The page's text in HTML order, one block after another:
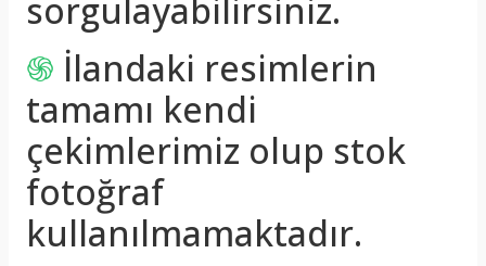
sorgulayabilirsiniz.
֍ İlandaki resimlerin
tamamı kendi
çekimlerimiz olup stok
fotoğraf
kullanılmamaktadır.